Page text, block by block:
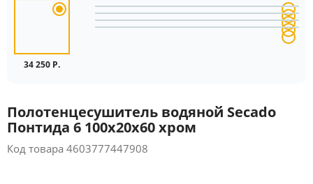
34 250 Р.
Полотенцесушитель водяной Secado
Понтида 6 100x20x60 хром
Код товара 4603777447908